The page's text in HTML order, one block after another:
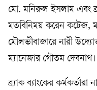
মো. মনিরুল ইসলাম এবং
মতবিনিময় করেন কটেজ,
মৌলভীবাজারে নারী
ম্যানেজার গৌতম দেবনাথ।
ব্র্যাক ব্যাংকের